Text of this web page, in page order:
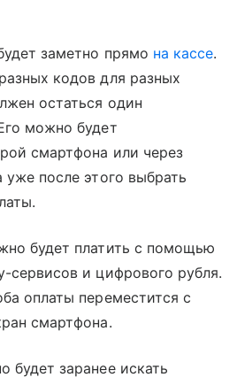
заметно прямо на кассе.
кодов для разных
остаться один
можно будет
смартфона или через
после этого выбрать
будет платить с помощью
сервисов и цифрового рубля.
оплаты переместится с
смартфона.
будет заранее искать